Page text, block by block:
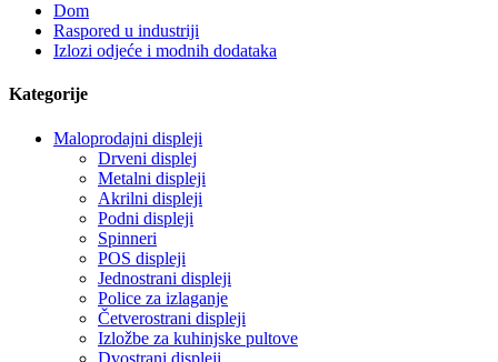
Dom
Raspored u industriji
Izlozi odjeće i modnih dodataka
Kategorije
Maloprodajni displeji
Drveni displej
Metalni displeji
Akrilni displeji
Podni displeji
Spinneri
POS displeji
Jednostrani displeji
Police za izlaganje
Četverostrani displeji
Izložbe za kuhinjske pultove
Dvostrani displeji